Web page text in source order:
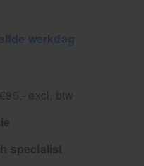
werkdag
excl. btw
specialist